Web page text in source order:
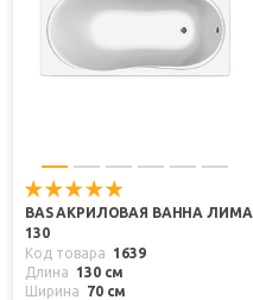
BAS АКРИЛОВАЯ ВАННА ЛИМА
130
Код товара
1639
Длина
130 см
Ширина
70 см